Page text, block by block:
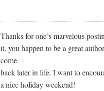
Thanks for one’s marvelous
it, you happen to be a great
come
back later in life. I want to
a nice holiday weekend!